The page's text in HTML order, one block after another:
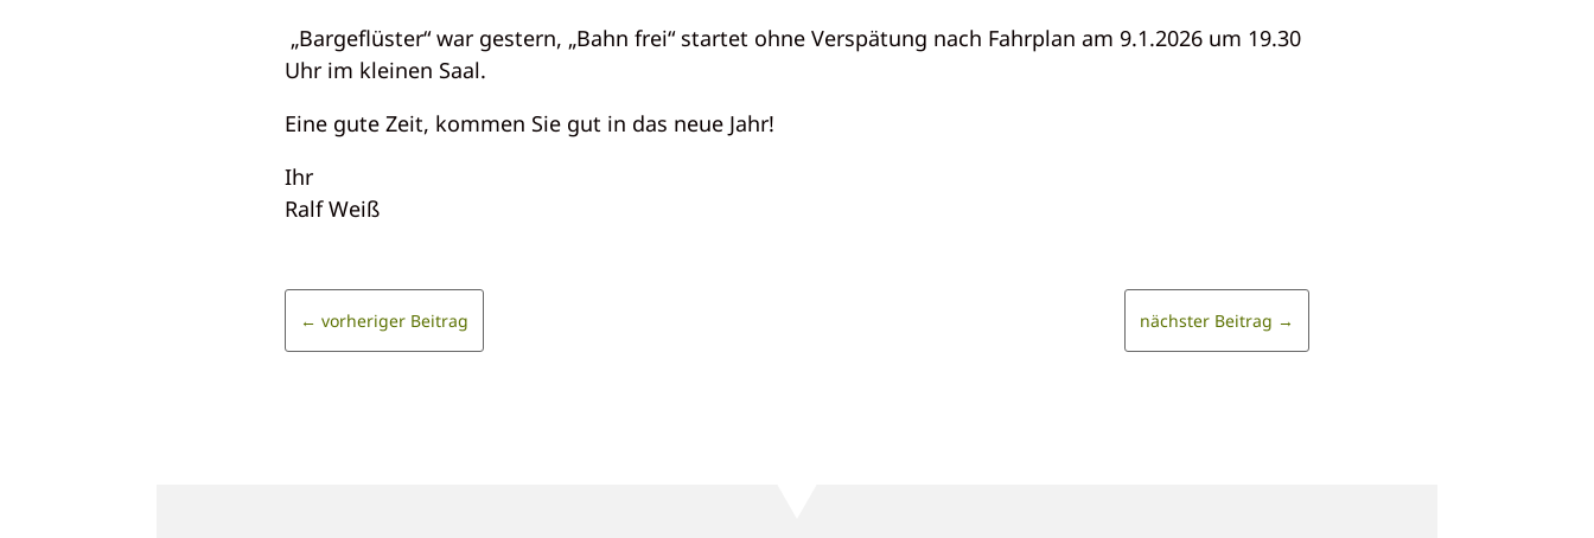
„Bargeflüster“ war gestern, „Bahn frei“ startet ohne Verspätung nach Fahrplan am 9.1.2026 um 19.30
Uhr im kleinen Saal.
Eine gute Zeit, kommen Sie gut in das neue Jahr!
Ihr
Ralf Weiß
← vorheriger Beitrag nächster Beitrag →